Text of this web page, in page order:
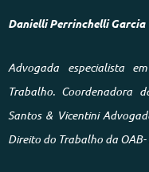
Danielli Perrinchelli Garcia
Advogada especialista
Trabalho. Coordenadora
Santos & Vicentini
Direito do Trabalho da OAB-